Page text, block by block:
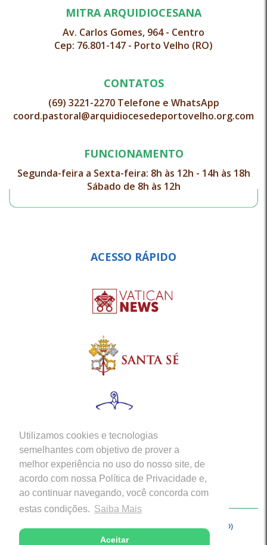
Utilizamos cookies e tecnologias
semelhantes com objetivo de prover a
melhor experiência no uso do nosso site, de
acordo com nossa Política de Privacidade e,
ao continuar navegando, você concorda com
estas condições. Saiba Mais
Aceitar
MITRA ARQUIDIOCESANA
Av. Carlos Gomes, 964 - Centro
Cep: 76.801-147 - Porto Velho (RO)
CONTATOS
(69) 3221-2270 Telefone e WhatsApp
coord.pastoral@arquidiocesedeportovelho.org.com
FUNCIONAMENTO
Segunda-feira a Sexta-feira: 8h às 12h - 14h às 18h
Sábado de 8h às 12h
ACESSO RÁPIDO
Copyright © 2026 - Arquidiocese de Porto Velho (RO)
Desenvolvido com excelência por